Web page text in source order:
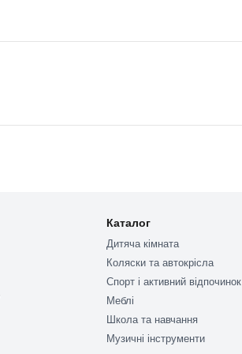
Каталог
Дитяча кімната
Коляски та автокрісла
Спорт і активний відпочинок
Меблі
Школа та навчання
Музичні інструменти